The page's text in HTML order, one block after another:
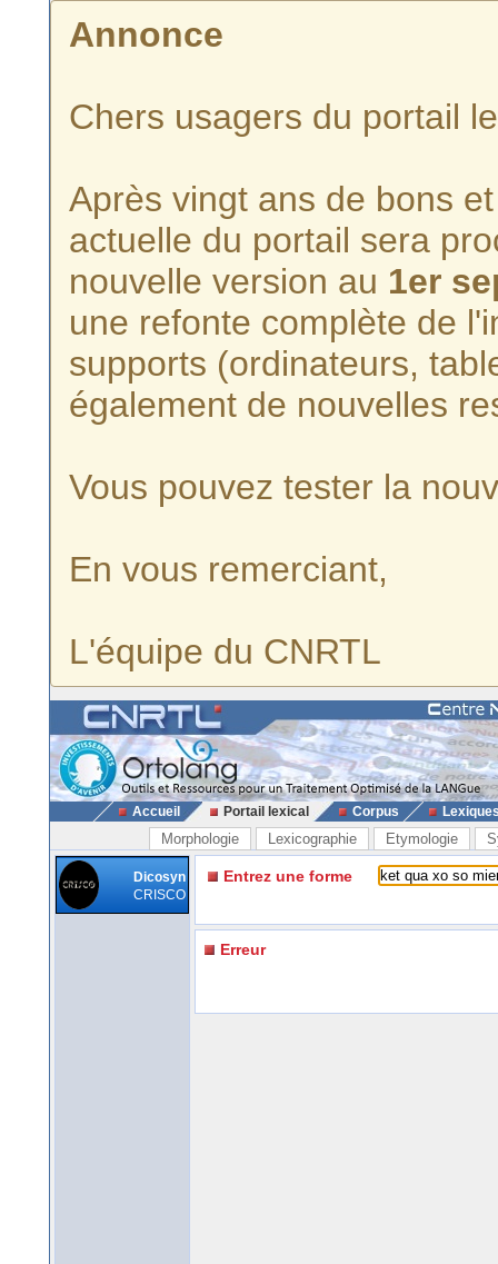
Annonce
Chers usagers du portail
Après vingt ans de bons
actuelle du portail sera
nouvelle version au 1er
une refonte complète de
supports (ordinateurs,
également de nouvelles
Vous pouvez tester la
En vous remerciant,
L'équipe du CNRTL
Accueil Portail lexical Corpus
Morphologie Lexicographie Etymologie
Dicosyn
CRISCO
Entrez une forme
Erreur